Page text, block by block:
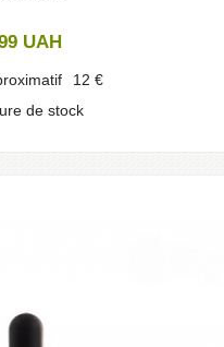
UAH
12 €
de stock